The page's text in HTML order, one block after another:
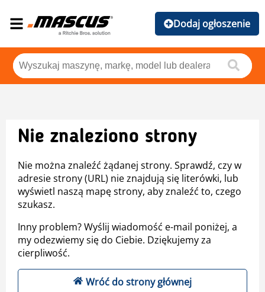
Dodaj ogłoszenie
Nie znaleziono strony
Nie można znaleźć żądanej strony. Sprawdź, czy w
adresie strony (URL) nie znajdują się literówki, lub
wyświetl naszą mapę strony, aby znaleźć to, czego
szukasz.
Inny problem? Wyślij wiadomość e-mail poniżej, a
my odezwiemy się do Ciebie. Dziękujemy za
cierpliwość.
Wróć do strony głównej